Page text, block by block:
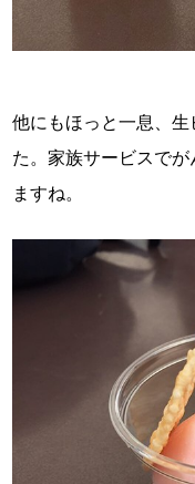
他にもほっと一息、
た。家族サービスで
ますね。